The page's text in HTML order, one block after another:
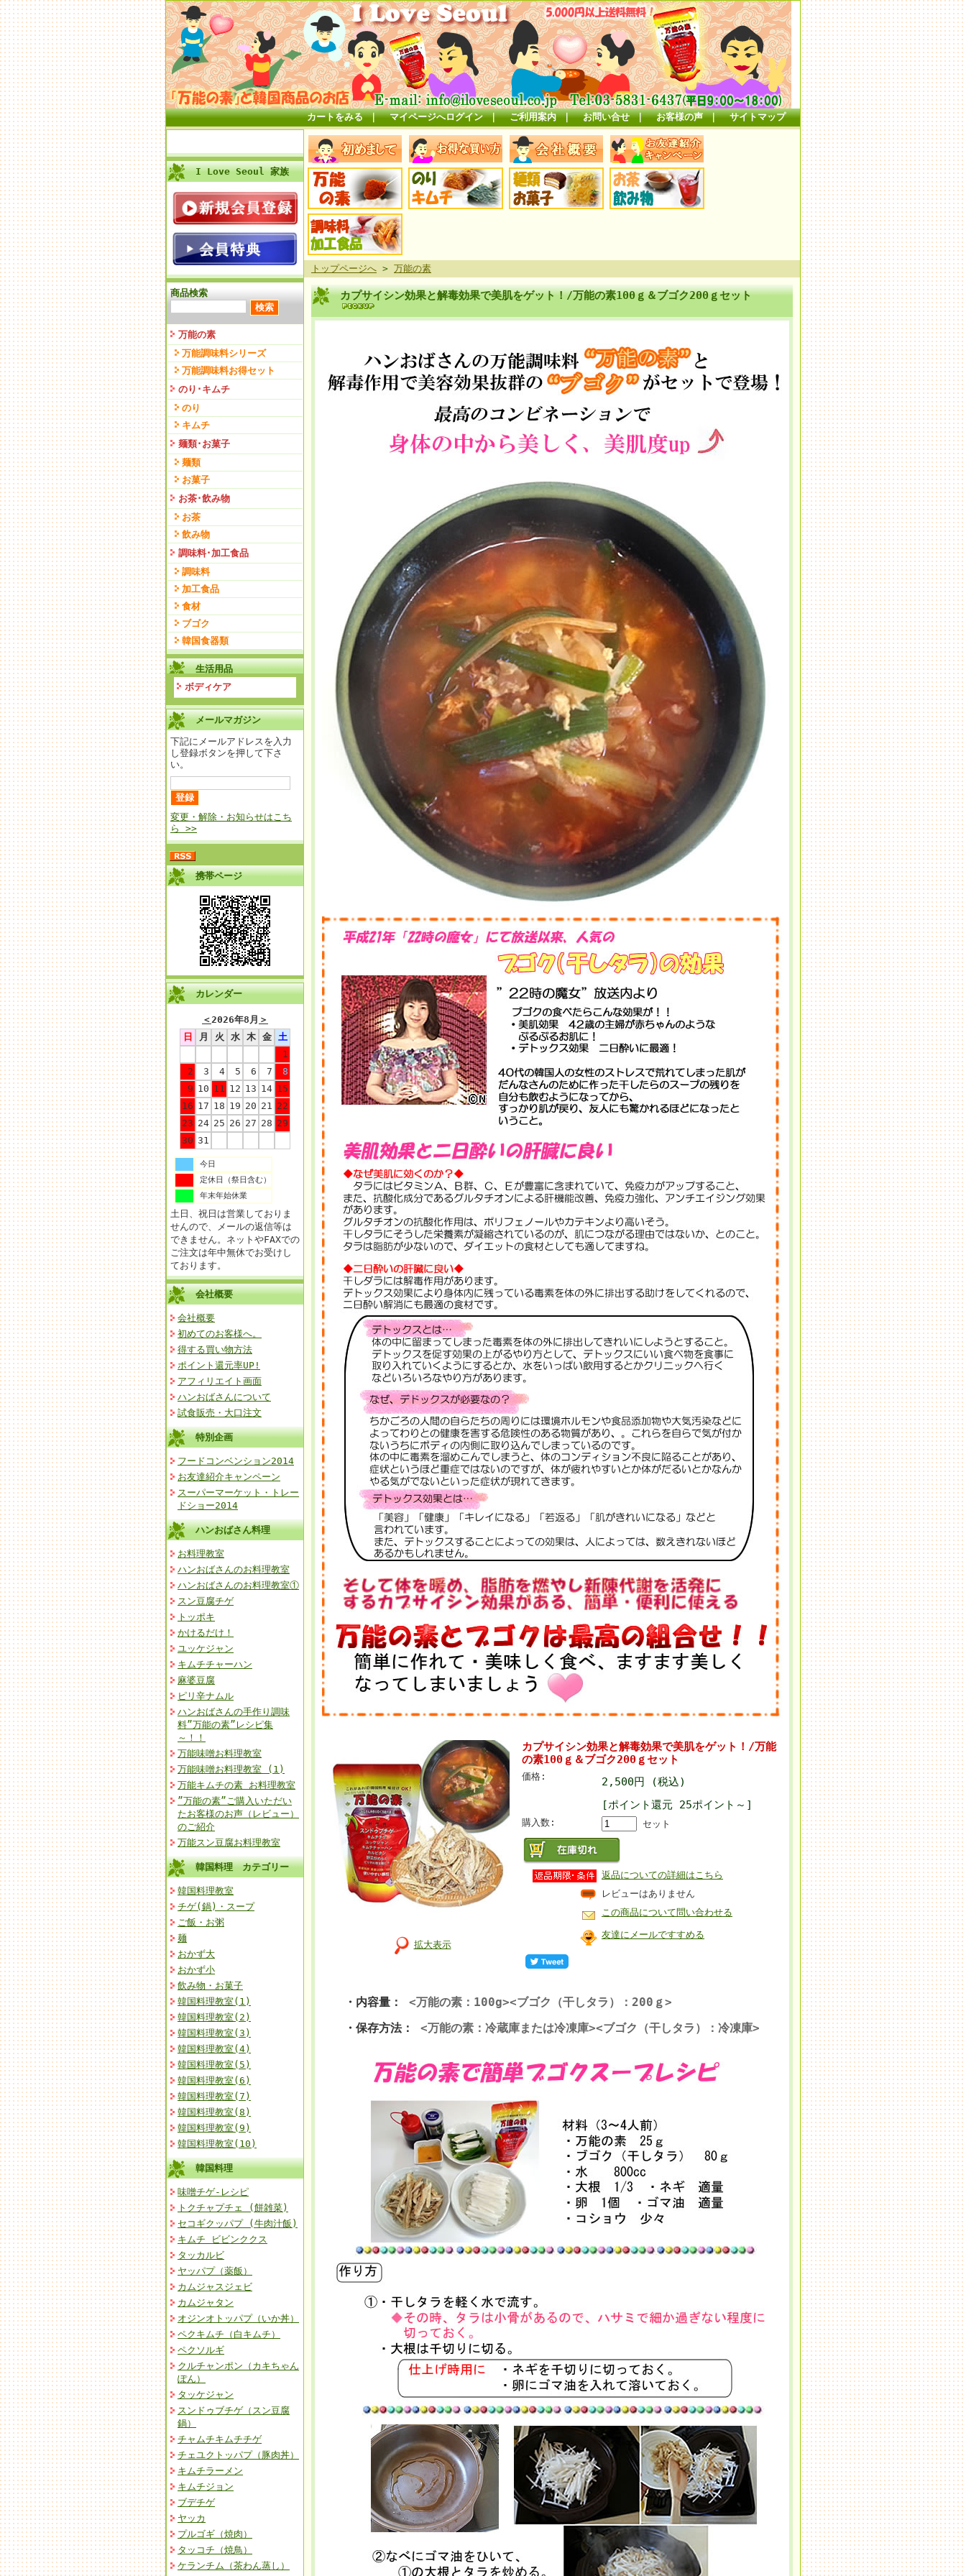
カートをみる｜ マイページへログイン｜ ご利用案内｜ お問い合せ｜ お客様の声｜ サイトマップ
I Love Seoul 家族
商品検索
万能の素
万能調味料シリーズ
万能調味料お得セット
のり･キムチ
のり
キムチ
麺類･お菓子
麺類
お菓子
お茶･飲み物
お茶
飲み物
調味料･加工食品
調味料
加工食品
食材
ブゴク
韓国食器類
生活用品
ボディケア
メールマガジン
下記にメールアドレスを入力
し登録ボタンを押して下さ
い。
変更・解除・お知らせはこち
ら >>
携帯ページ
カレンダー
＜2026年8月 ＞
日
月 火 水 木 金
土
1
2
3 4 5 6 7
8
9 10 11 12 13 14 15
16 17 18 19 20 21 22
23 24 25 26 27 28 29
30 31
今日
定休日（祭日含む）
年末年始休業
土日、祝日は営業しておりま
せんので、メールの返信等は
できません。ネットやFAXでの
ご注文は年中無休でお受けし
ております。
会社概要
会社概要
初めてのお客様へ。
得する買い物方法
ポイント還元率UP!
アフィリエイト画面
ハンおばさんについて
試食販売・大口注文
特別企画
フードコンベンション2014
お友達紹介キャンペーン
スーパーマーケット・トレー
ドショー2014
ハンおばさん料理
お料理教室
ハンおばさんのお料理教室
ハンおばさんのお料理教室①
スン豆腐チゲ
トッポキ
かけるだけ！
ユッケジャン
キムチチャーハン
麻婆豆腐
ピリ辛ナムル
ハンおばさんの手作り調味
料”万能の素”レシピ集
～！！
万能味噌お料理教室
万能味噌お料理教室 (1)
万能キムチの素 お料理教室
”万能の素”ご購入いただい
たお客様のお声（レビュー）
のご紹介
万能スン豆腐お料理教室
韓国料理 カテゴリー
韓国料理教室
チゲ(鍋)・スープ
ご飯・お粥
麺
おかず大
おかず小
飲み物・お菓子
韓国料理教室(1)
韓国料理教室(2)
韓国料理教室(3)
韓国料理教室(4)
韓国料理教室(5)
韓国料理教室(6)
韓国料理教室(7)
韓国料理教室(8)
韓国料理教室(9)
韓国料理教室(10)
韓国料理
味噌チゲ-レシピ
トクチャプチェ (餅雑菜)
セコギクッパプ (牛肉汁飯)
キムチ ビビンククス
タッカルビ
ヤッパプ（薬飯）
カムジャスジェビ
カムジャタン
オジンオトッパプ（いか丼）
ペクキムチ（白キムチ）
ペクソルギ
クルチャンポン（カキちゃん
ぽん）
タッケジャン
スンドゥブチゲ（スン豆腐
鍋）
チャムチキムチチゲ
チェユクトッパプ（豚肉丼）
キムチラーメン
キムチジョン
ブデチゲ
ヤッカ
プルゴギ（焼肉）
タッコチ（焼鳥）
ケランチム（茶わん蒸し）
トップページへ > 万能の素
カプサイシン効果と解毒効果で美肌をゲット！/万能の素100ｇ＆ブゴク200ｇセット
拡大表示
カプサイシン効果と解毒効果で美肌をゲット！/万能
の素100ｇ＆ブゴク200ｇセット
価格:
2,500円 (税込)
[ポイント還元 25ポイント～]
購入数: セット
返品についての詳細はこちら
レビューはありません
この商品について問い合わせる
友達にメールですすめる
・内容量：
<万能の素：100g><ブゴク（干しタラ）：200ｇ>
・保存方法：
<万能の素：冷蔵庫または冷凍庫><ブゴク（干しタラ）：冷凍庫>